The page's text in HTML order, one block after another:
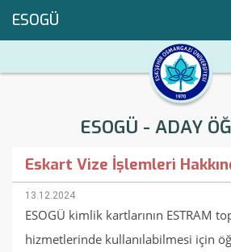
ESOGÜ
ESOGÜ - ADAY
Eskart Vize İşlemleri
13.12.2024
ESOGÜ kimlik kartlarının ESTRAM
hizmetlerinde kullanılabilmesi için